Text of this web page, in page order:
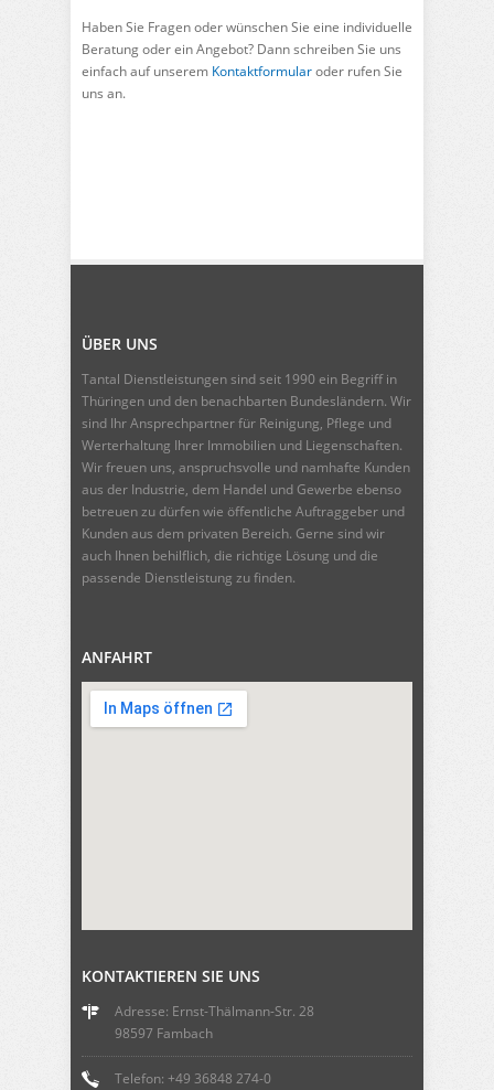
Haben Sie Fragen oder wünschen Sie eine individuelle
Beratung oder ein Angebot? Dann schreiben Sie uns
einfach auf unserem Kontaktformularoder rufen Sie
uns an.
ÜBER UNS
Tantal Dienstleistungen sind seit 1990 ein Begriff in
Thüringen und den benachbarten Bundesländern. Wir
sind Ihr Ansprechpartner für Reinigung, Pflege und
Werterhaltung Ihrer Immobilien und Liegenschaften.
Wir freuen uns, anspruchsvolle und namhafte Kunden
aus der Industrie, dem Handel und Gewerbe ebenso
betreuen zu dürfen wie öffentliche Auftraggeber und
Kunden aus dem privaten Bereich. Gerne sind wir
auch Ihnen behilflich, die richtige Lösung und die
passende Dienstleistung zu finden.
ANFAHRT
KONTAKTIEREN SIE UNS
Adresse: Ernst-Thälmann-Str. 28
98597 Fambach
Telefon: +49 36848 274-0